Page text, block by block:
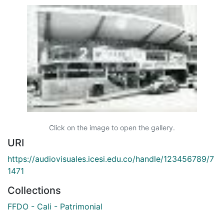
Click on the image to open the gallery.
URI
https://audiovisuales.icesi.edu.co/handle/123456789/7
1471
Collections
FFDO - Cali - Patrimonial